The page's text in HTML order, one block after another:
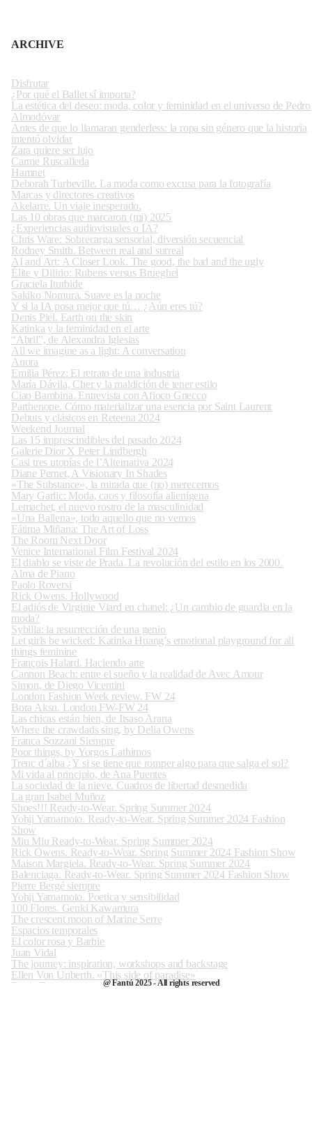
ARCHIVE
Disfrutar
¿Por qué el Ballet sí importa?
La estética del deseo: moda, color y feminidad en el universo de Pedro
Almodóvar
Antes de que lo llamaran genderless: la ropa sin género que la historia
intentó olvidar
Zara quiere ser lujo
Carme Ruscalleda
Hamnet
Deborah Turbeville. La moda como excusa para la fotografía
Marcas y directores creativos
Akelarre. Un viaje inesperado.
Las 10 obras que marcaron (mi) 2025
¿Experiencias audiovisuales o IA?
Chris Ware: Sobrecarga sensorial, diversión secuencial
Rodney Smith. Between real and surreal
AI and Art: A Closer Look. The good, the bad and the ugly
Élite y Dilirio: Rubens versus Brueghel
Graciela Iturbide
Sakiko Nomura. Suave es la noche
Y si la IA posa mejor que tú… ¿Aún eres tú?
Denis Piel. Earth on the skin
Katinka y la feminidad en el arte
“Abril”, de Alexandra Iglesias
All we imagine as a light: A conversation
Anora
Emilia Pérez: El retrato de una industria
María Dávila, Cher y la maldición de tener estilo
Ciao Bambina. Entrevista con Afioco Gnecco
Parthenope. Cómo materializar una esencia por Saint Laurent
Debuts y clásicos en Reteena 2024
Weekend Journal
Las 15 imprescindibles del pasado 2024
Galerie Dior X Peter Lindbergh
Casi tres utopías de l’Alternativa 2024
Diane Pernet, A Visionary In Shades
«The Substance», la mirada que (no) merecemos
Mary Garlic: Moda, caos y filosofía alienígena
Lemachet, el nuevo rostro de la masculinidad
«Una Ballena», todo aquello que no vemos
Fátima Miñana: The Art of Loss
The Room Next Door
Venice International Film Festival 2024
El diablo se viste de Prada. La revolución del estilo en los 2000.
Alma de Piano
Paolo Roversi
Rick Owens. Hollywood
El adiós de Virginie Viard en chanel: ¿Un cambio de guardia en la
moda?
Sybilla: la resurrección de una genio
Let girls be wicked: Katinka Huang’s emotional playground for all
things feminine
François Halard. Haciendo arte
Cannon Beach: entre el sueño y la realidad de Avec Amour
Simon, de Diego Vicentini
London Fashion Week review. FW 24
Bora Aksu. London FW-FW 24
Las chicas están bien, de Itsaso Arana
Where the crawdads sing, by Delia Owens
Franca Sozzani Siempre
Poor things, by Yorgos Lathimos
Trenc d´alba ¿Y si se tiene que romper algo para que salga el sol?
Mi vida al principio, de Ana Puentes
La sociedad de la nieve. Cuadros de libertad desmedida
La gran Isabel Muñoz
Shoes!!! Ready-to-Wear. Spring Summer 2024
Yohji Yamamoto. Ready-to-Wear. Spring Summer 2024 Fashion
Show
Miu Miu Ready-to-Wear. Spring Summer 2024
Rick Owens. Ready-to-Wear. Spring Summer 2024 Fashion Show
Maison Margiela. Ready-to-Wear. Spring Summer 2024
Balenciaga. Ready-to-Wear. Spring Summer 2024 Fashion Show
Pierre Bergé siempre
Yohji Yamamoto. Poetica y sensibilidad
100 Flores. Genki Kawamura
The crescent moon of Marine Serre
Espacios temporales
El color rosa y Barbie
Juan Vidal
The journey: inspiration, workshops and backstage
Ellen Von Unberth. «This side of paradise»
Rocio Bueno
@ Fantú 2025 - All rights reserved